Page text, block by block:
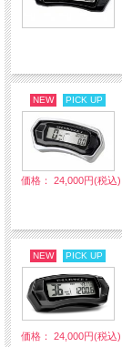
NEW PICK UP
価格： 24,000円(税込)
NEW PICK UP
価格： 24,000円(税込)